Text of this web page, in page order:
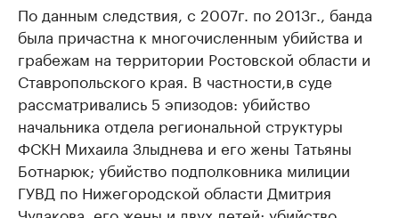
По данным следствия, с 2007г. по 2013г., банда
была причастна к многочисленным убийства и
грабежам на территории Ростовской области и
Ставропольского края. В частности,в суде
рассматривались 5 эпизодов: убийство
начальника отдела региональной структуры
ФСКН Михаила Злыднева и его жены Татьяны
Ботнарюк; убийство подполковника милиции
ГУВД по Нижегородской области Дмитрия
Чудакова, его жены и двух детей; убийство